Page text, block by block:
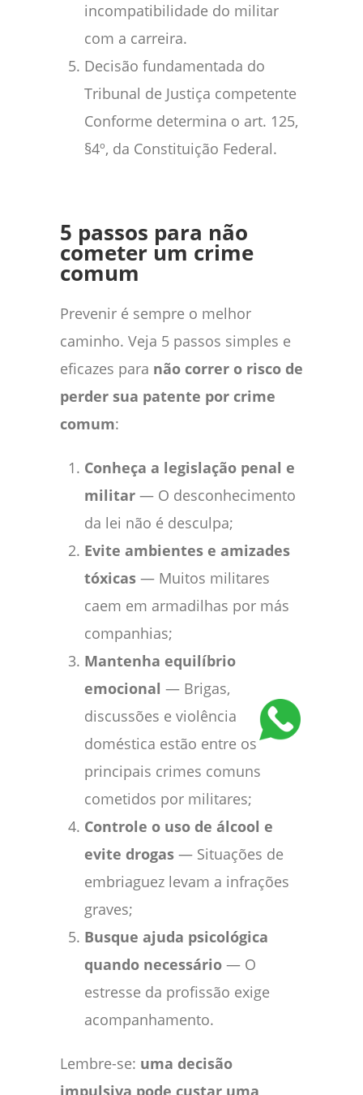
incompatibilidade do militar
com a carreira.
Decisão fundamentada do
Tribunal de Justiça competente
Conforme determina o art. 125,
§4º, da Constituição Federal.
5 passos para não
cometer um crime
comum
Prevenir é sempre o melhor
caminho. Veja 5 passos simples e
eficazes para não correr o risco de
perder sua patente por crime
comum:
Conheça a legislação penal e
militar — O desconhecimento
da lei não é desculpa;
Evite ambientes e amizades
tóxicas — Muitos militares
caem em armadilhas por más
companhias;
Mantenha equilíbrio
emocional — Brigas,
discussões e violência
doméstica estão entre os
principais crimes comuns
cometidos por militares;
Controle o uso de álcool e
evite drogas — Situações de
embriaguez levam a infrações
graves;
Busque ajuda psicológica
quando necessário — O
estresse da profissão exige
acompanhamento.
Lembre-se: uma decisão
impulsiva pode custar uma